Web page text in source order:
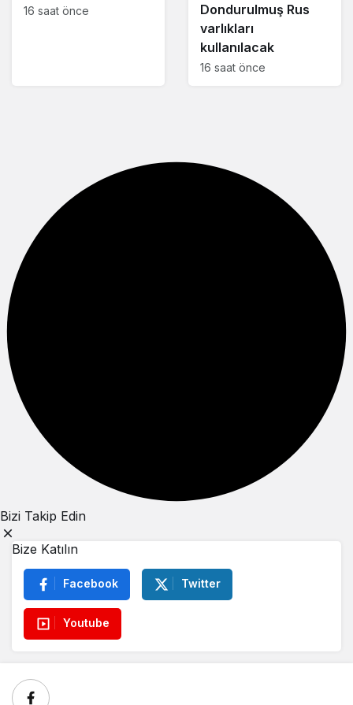
16 saat önce
Dondurulmuş Rus
varlıkları
kullanılacak
16 saat önce
Bizi Takip Edin
Bize Katılın
Facebook Twitter
Youtube